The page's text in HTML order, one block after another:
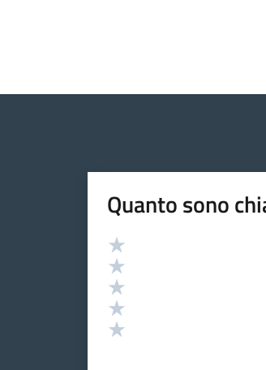
Quanto sono
Valutazione